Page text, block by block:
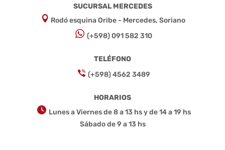
SUCURSAL MERCEDES
Rodó esquina Oribe - Mercedes, Soriano
(+598) 091 582 310
TELÉFONO
(+598) 4562 3489
HORARIOS
Lunes a Viernes de 8 a 13 hs y de 14 a 19 hs
Sábado de 9 a 13 hs